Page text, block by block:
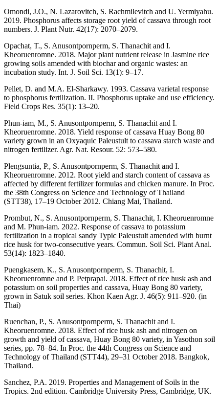
Omondi, J.O., N. Lazarovitch, S. Rachmilevitch and U. Yermiyahu.
2019. Phosphorus affects storage root yield of cassava through root
numbers. J. Plant Nutr. 42(17): 2070–2079.
Opachat, T., S. Anusontpornperm, S. Thanachit and I.
Kheoruenromne. 2018. Major plant nutrient release in Jasmine rice
growing soils amended with biochar and organic wastes: an
incubation study. Int. J. Soil Sci. 13(1): 9–17.
Pellet, D. and M.A. El-Sharkawy. 1993. Cassava varietal response
to phosphorus fertilization. II. Phosphorus uptake and use efficiency.
Field Crops Res. 35(1): 13–20.
Phun-iam, M., S. Anusontpornperm, S. Thanachit and I.
Kheoruenromne. 2018. Yield response of cassava Huay Bong 80
variety grown in an Oxyaquic Paleustult to cassava starch waste and
nitrogen fertilizer. Agr. Nat. Resour. 52: 573–580.
Plengsuntia, P., S. Anusontpornperm, S. Thanachit and I.
Kheoruenromne. 2012. Root yield and starch content of cassava as
affected by different fertilizer formulas and chicken manure. In Proc.
the 38th Congress on Science and Technology of Thailand
(STT38), 17–19 October 2012. Chiang Mai, Thailand.
Prombut, N., S. Anusontpornperm, S. Thanachit, I. Kheoruenromne
and M. Phun-iam. 2022. Response of cassava to potassium
fertilization in a tropical sandy Typic Paleustult amended with burnt
rice husk for two-consecutive years. Commun. Soil Sci. Plant Anal.
53(14): 1823–1840.
Puengkasem, K., S. Anusontpornperm, S. Thanachit, I.
Kheoruenromne and P. Petprapai. 2018. Effect of rice husk ash and
potassium on soil properties and cassava, Huay Bong 80 variety,
grown in Satuk soil series. Khon Kaen Agr. J. 46(5): 911–920. (in
Thai)
Ruenchan, P., S. Anusontpornperm, S. Thanachit and I.
Kheoruenromne. 2018. Effect of rice husk ash and nitrogen on
growth and yield of cassava, Huay Bong 80 variety, in Yasothon soil
series, pp. 78–84. In Proc. the 44th Congress on Science and
Technology of Thailand (STT44), 29–31 October 2018. Bangkok,
Thailand.
Sanchez, P.A. 2019. Properties and Management of Soils in the
Tropics. 2nd edition. Cambridge University Press, Cambridge, UK.